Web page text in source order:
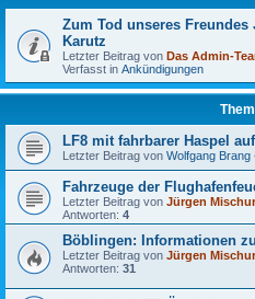
Zum Tod unseres Freundes
Karutz
Letzter Beitrag von Das Admin-
Verfasst in Ankündigungen
LF8 mit fahrbarer Haspel
Letzter Beitrag von Wolfgang Brang
Fahrzeuge der
Letzter Beitrag von Jürgen
Antworten: 4
Böblingen: Informationen
Letzter Beitrag von Jürgen
Antworten: 31